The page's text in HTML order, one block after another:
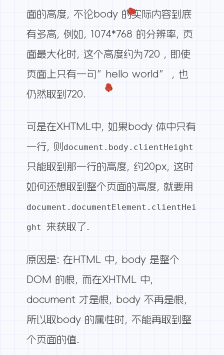
面的高度, 不论body 的实际内容到底
有多高, 例如, 1074*768 的分辨率, 页
面最大化时, 这个高度约为720 , 即使
页面上只有一句”hello world” , 也
仍然取到720.
可是在XHTML中, 如果body 体中只有
一行, 则 document.body.clientHeight
只能取到那一行的高度, 约20px, 这时
如何还想取到整个页面的高度, 就要用
document.documentElement.clientHei
ght 来获取了.
原因是: 在HTML 中, body 是整个
DOM 的根, 而在XHTML 中,
document 才是根, body 不再是根,
所以取body 的属性时, 不能再取到整
个页面的值.